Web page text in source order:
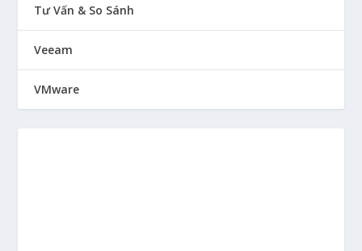
Tư Vấn & So Sánh
Veeam
VMware